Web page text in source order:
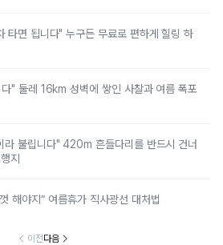
타면 됩니다" 누구든 무료로 편하게 힐링 하
" 둘레 16km 성벽에 쌓인 사찰과 여름 폭포
라 불립니다" 420m 흔들다리를 반드시 건너
지
해야지” 여름휴가 직사광선 대처법
이전다음